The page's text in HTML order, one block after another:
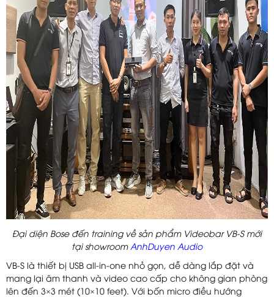
Đại diện Bose đến training về sản phẩm Videobar VB-S mới
tại showroom AnhDuyen Audio
VB-S là thiết bị USB all-in-one nhỏ gọn, dễ dàng lắp đặt và
mang lại âm thanh và video cao cấp cho không gian phòng
lên đến 3×3 mét (10×10 feet). Với bốn micro điều hướng